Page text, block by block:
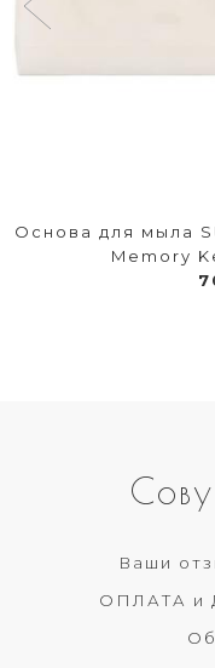
Основа для мыла
Memory
Ваши
ОПЛАТА и